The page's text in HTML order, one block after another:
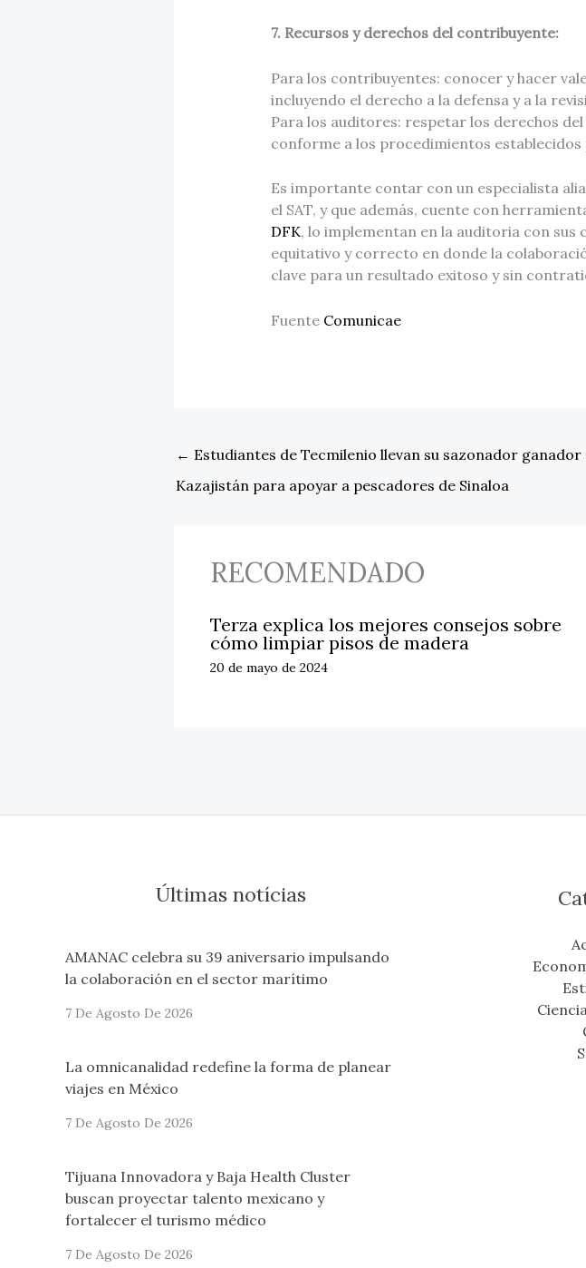
7. Recursos y derechos del contribuyente:
Para los contribuyentes: conocer y hacer
incluyendo el derecho a la defensa y a la
Para los auditores: respetar los derechos
conforme a los procedimientos establecidos
Es importante contar con un especialista
el SAT, y que además, cuente con
DFK, lo implementan en la auditoria con
equitativo y correcto en donde la
clave para un resultado exitoso y sin
Fuente Comunicae
← Estudiantes de Tecmilenio llevan su sazonador ganador
Kazajistán para apoyar a pescadores de Sinaloa
RECOMENDADO
Terza explica los mejores consejos sobre
cómo limpiar pisos de madera
20 de mayo de 2024
Últimas notícias
AMANAC celebra su 39 aniversario impulsando
la colaboración en el sector marítimo
7 De Agosto De 2026
La omnicanalidad redefine la forma de planear
viajes en México
7 De Agosto De 2026
Tijuana Innovadora y Baja Health Cluster
buscan proyectar talento mexicano y
fortalecer el turismo médico
7 De Agosto De 2026